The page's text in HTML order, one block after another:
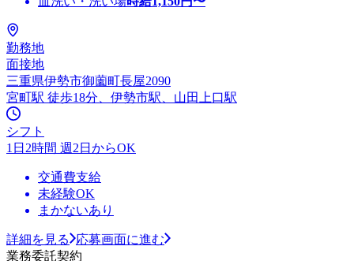
勤務地
面接地
三重県伊勢市御薗町長屋2090
宮町駅 徒歩18分、伊勢市駅、山田上口駅
シフト
1日2時間 週2日からOK
交通費支給
未経験OK
まかないあり
詳細を見る
応募画面に進む
業務委託契約